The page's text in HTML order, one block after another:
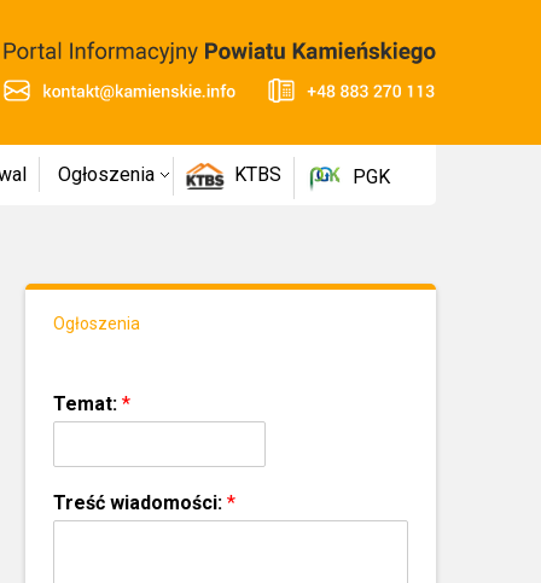
Ogłoszenia KTBS PGK
Ogłoszenia
Temat: *
Treść wiadomości: *